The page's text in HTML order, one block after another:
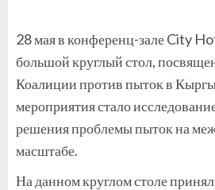
28 мая в конференц-зале City
большой круглый стол,
Коалиции против пыток в
мероприятия стало
решения проблемы пыток на
масштабе.
На данном круглом столе